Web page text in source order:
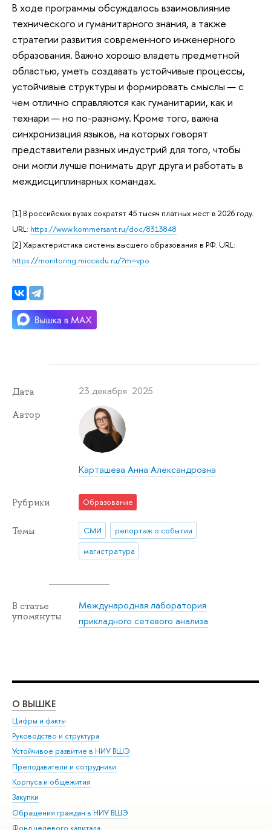
В ходе программы обсуждалось взаимовлияние
технического и гуманитарного знания, а также
стратегии развития современного инженерного
образования. Важно хорошо владеть предметной
областью, уметь создавать устойчивые процессы,
устойчивые структуры и формировать смыслы — с
чем отлично справляются как гуманитарии, как и
технари — но по-разному. Кроме того, важна
синхронизация языков, на которых говорят
представители разных индустрий для того, чтобы
они могли лучше понимать друг друга и работать в
междисциплинарных командах.
[1] В российских вузах сократят 45 тысяч платных мест в 2026 году.
URL: https://www.kommersant.ru/doc/8313848
[2] Характеристика системы высшего образования в РФ. URL:
https://monitoring.miccedu.ru/?m=vpo
Дата 23 декабря 2025
Автор
Карташева Анна Александровна
Рубрики Образование
Темы СМИ
репортаж о событии
магистратура
В статье
упомянуты
Международная лаборатория
прикладного сетевого анализа
О ВЫШКЕ
Цифры и факты
Руководство и структура
Устойчивое развитие в НИУ ВШЭ
Преподаватели и сотрудники
Корпуса и общежития
Закупки
Обращения граждан в НИУ ВШЭ